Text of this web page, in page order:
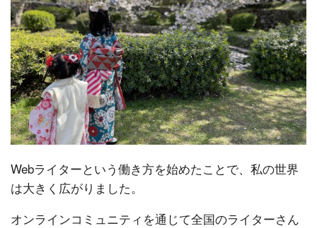
Webライターという働き方を始めたことで、私の世界
は大きく広がりました。
オンラインコミュニティを通じて全国のライターさん